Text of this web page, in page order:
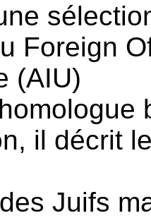
Foreign
(AIU)
il décrit
Juifs